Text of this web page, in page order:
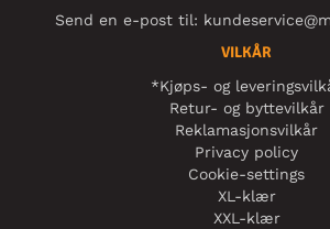
Send en e-post til:
VILKÅR
*Kjøps- og
Retur- og byttevilkår
Reklamasjonsvilkår
Privacy policy
Cookie-settings
XL-klær
XXL-klær